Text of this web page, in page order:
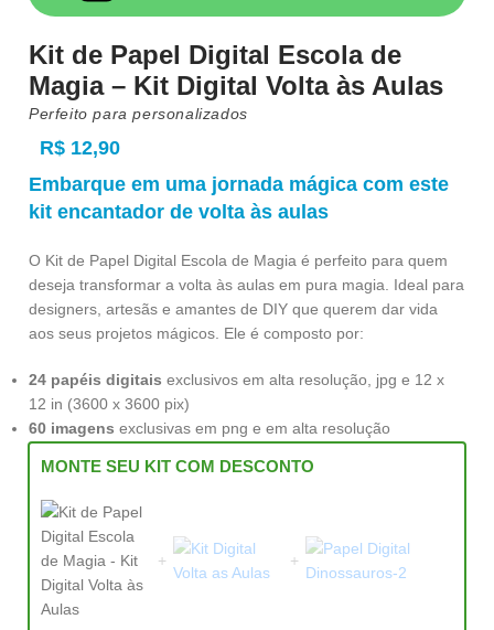
Kit de Papel Digital Escola de
Magia – Kit Digital Volta às Aulas
Perfeito para personalizados
R$ 12,90
Embarque em uma jornada mágica com este
kit encantador de volta às aulas
O Kit de Papel Digital Escola de Magia é perfeito para quem
deseja transformar a volta às aulas em pura magia. Ideal para
designers, artesãs e amantes de DIY que querem dar vida
aos seus projetos mágicos. Ele é composto por:
24 papéis digitais exclusivos em alta resolução, jpg e 12 x
12 in (3600 x 3600 pix)
60 imagens exclusivas em png e em alta resolução
MONTE SEU KIT COM DESCONTO